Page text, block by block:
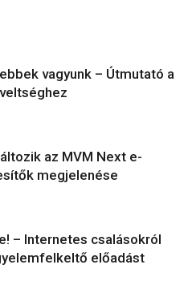
vagyunk – Útmutató a
az MVM Next e-
megjelenése
– Internetes csalásokról
előadást